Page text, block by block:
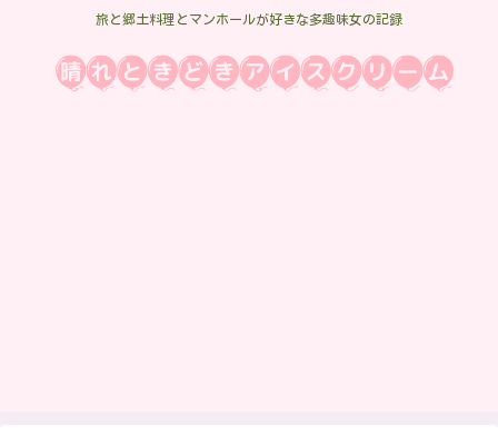
旅と郷土料理とマンホールが好きな多趣味女の記録